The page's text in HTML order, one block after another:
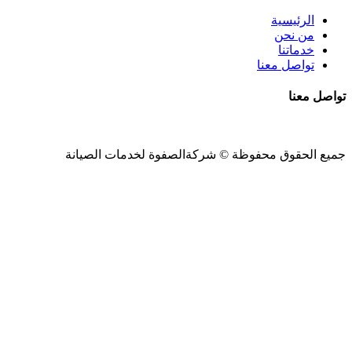
الرئيسية
من نحن
خدماتنا
تواصل معنا
تواصل معنا
جميع الحقوق محفوظة © شركةالصفوة لخدمات الصيانة